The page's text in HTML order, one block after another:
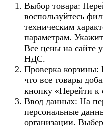
Выбор товара:
воспользуйтесь
техническим
параметрам.
Все цены на сайте
НДС.
Проверка корзины:
что все товары
кнопку «Перейти
Ввод данных: На
персональные
организации.